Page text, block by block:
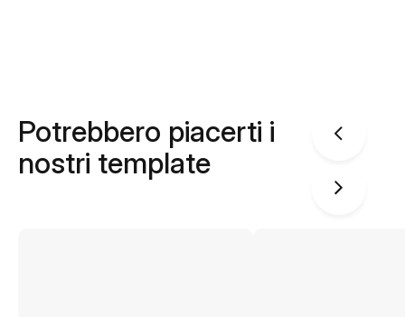
Potrebbero piacerti i
nostri template